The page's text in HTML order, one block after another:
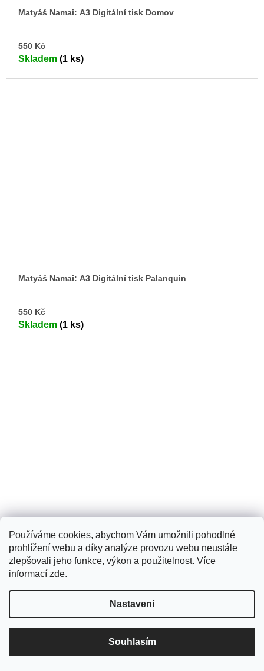
Používáme cookies, abychom Vám umožnili pohodlné
prohlížení webu a díky analýze provozu webu neustále
zlepšovali jeho funkce, výkon a použitelnost. Více
informací zde.
Nastavení
Souhlasím
Matyáš Namai: A3 Digitální tisk Domov
550 Kč
Skladem (1 ks)
Matyáš Namai: A3 Digitální tisk Palanquin
550 Kč
Skladem (1 ks)
Matyáš Namai: A3 Digitální tisk Invaze
550 Kč
Skladem(1 ks)